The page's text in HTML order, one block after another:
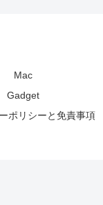
Mac
Gadget
ポリシーと免責事項